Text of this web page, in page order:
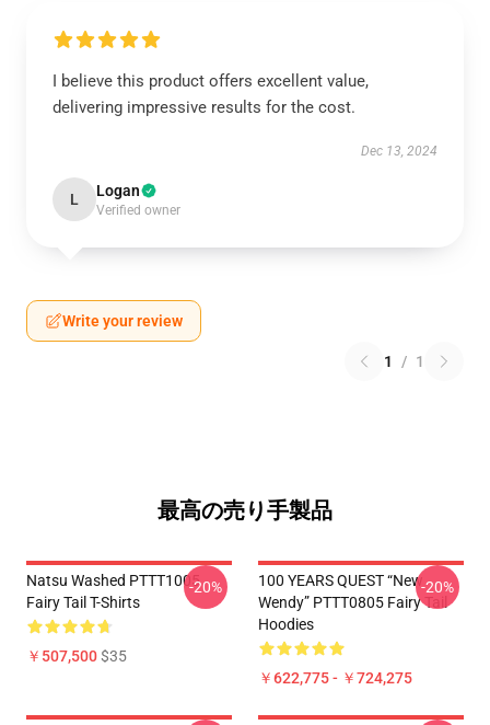
I believe this product offers excellent value,
delivering impressive results for the cost.
Dec 13, 2024
L Logan
Verified owner
Write your review
1 / 1
最高の売り手製品
Natsu Washed PTTT1005
Fairy Tail T-Shirts
￥507,500$35
-20%
100 YEARS QUEST “New
Wendy” PTTT0805 Fairy Tail
Hoodies
￥622,775 - ￥724,275
-20%